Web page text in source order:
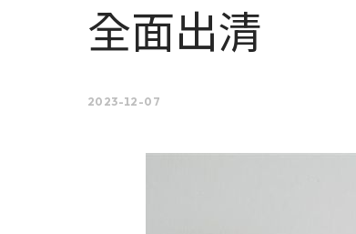
全面出清
2023-12-07